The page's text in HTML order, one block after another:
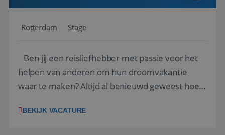
Rotterdam Stage
Ben jij een reisliefhebber met passie voor het
helpen van anderen om hun droomvakantie
waar te maken? Altijd al benieuwd geweest hoe
van de grootste reisorganisaties? Dan is een
BEKIJK VACATURE